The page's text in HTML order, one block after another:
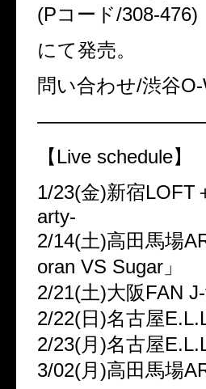
(Pコード/308-476)
にて発売。
問い合わせ/渋谷
【Live schedule】
1/23(金)新宿LOFT
arty-
2/14(土)高田馬場
oran VS Sugar」
2/21(土)大阪FAN
2/22(日)名古屋
2/23(月)名古屋
3/02(月)高田馬場